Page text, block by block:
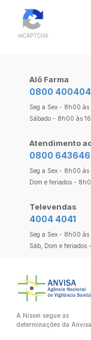
Alô Farma
0800
Seg a Sex - 8h00
Sábado - 8h00 às
Atendimento
0800
Seg a Sex - 8h00
Dom e feriados -
Televendas
4004 4041
Seg a Sex - 8h00
Sáb, Dom e
A Nissei segue as
determinações da Anvisa.